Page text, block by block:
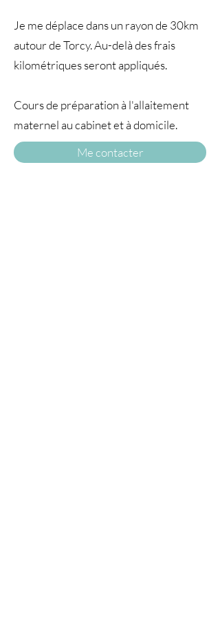
Je me déplace dans un rayon de 30km
autour de Torcy. Au-delà des frais
kilométriques seront appliqués.
Cours de préparation à l'allaitement
maternel au cabinet et à domicile.
Me contacter